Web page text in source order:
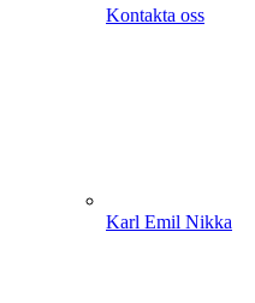
Kontakta oss
Karl Emil Nikka